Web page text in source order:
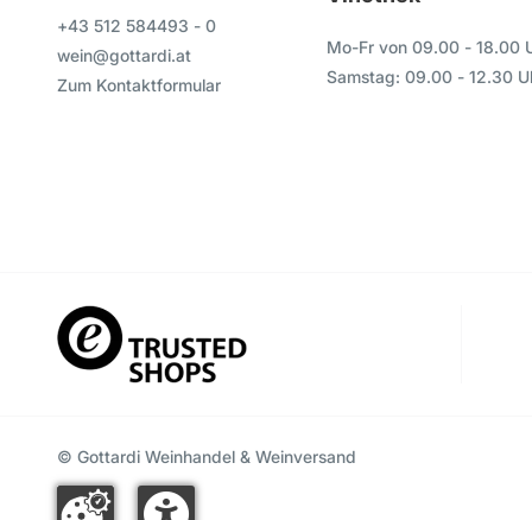
+43 512 584493 - 0
wein@gottardi.at
Zum Kontaktformular
Mo-Fr von 09.00 - 18.00
Samstag: 09.00 - 12.30
© Gottardi Weinhandel & Weinversand